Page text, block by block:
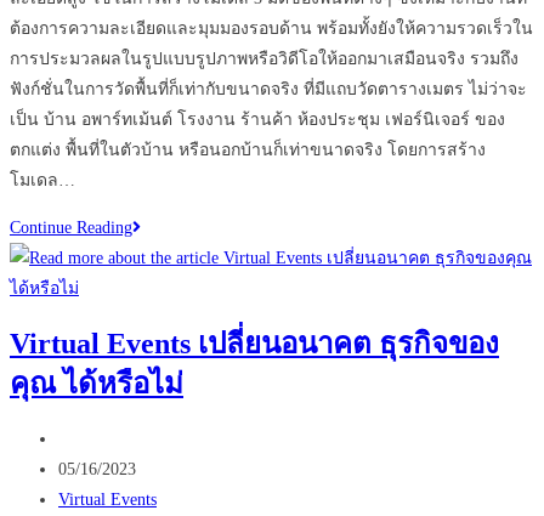
ต้องการความละเอียดและมุมมองรอบด้าน พร้อมทั้งยังให้ความรวดเร็วใน
การประมวลผลในรูปแบบรูปภาพหรือวิดีโอให้ออกมาเสมือนจริง รวมถึง
ฟังก์ชั่นในการวัดพื้นที่ก็เท่ากับขนาดจริง ที่มีแถบวัดตารางเมตร ไม่ว่าจะ
เป็น บ้าน อพาร์ทเม้นต์ โรงงาน ร้านค้า ห้องประชุม เฟอร์นิเจอร์ ของ
ตกแต่ง พื้นที่ในตัวบ้าน หรือนอกบ้านก็เท่าขนาดจริง โดยการสร้าง
โมเดล…
Continue Readingทำความ
รู้จัก
พลาด
การ
ธุรกิจ
อสัง
Virtual Events เปลี่ยนอนาคต ธุรกิจของ
คุณ ได้หรือไม่
author:
Post
published:
05/16/2023
Post
Virtual Events